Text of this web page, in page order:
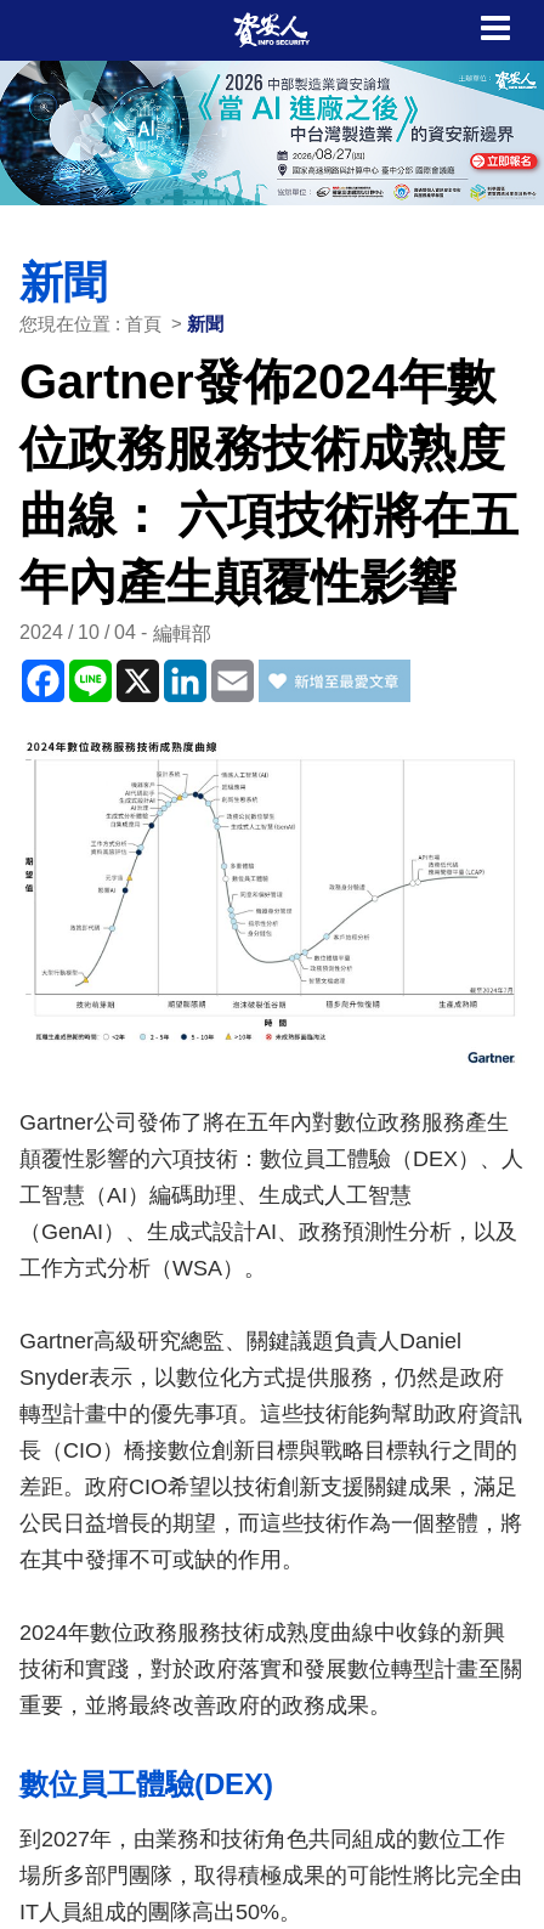
新聞
您現在位置 : 首頁 > 新聞
Gartner發佈2024年數
位政務服務技術成熟度
曲線： 六項技術將在五
年內產生顛覆性影響
2024 / 10 / 04 編輯部
Facebook
Line X LinkedIn
Email
Gartner公司發佈了將在五年內對數位政務服務產生
顛覆性影響的六項技術：數位員工體驗（DEX）、人
工智慧（AI）編碼助理、生成式人工智慧
（GenAI）、生成式設計AI、政務預測性分析，以及
工作方式分析（WSA）。
Gartner高級研究總監、關鍵議題負責人Daniel
Snyder表示，以數位化方式提供服務，仍然是政府
轉型計畫中的優先事項。這些技術能夠幫助政府資訊
長（CIO）橋接數位創新目標與戰略目標執行之間的
差距。政府CIO希望以技術創新支援關鍵成果，滿足
公民日益增長的期望，而這些技術作為一個整體，將
在其中發揮不可或缺的作用。
2024年數位政務服務技術成熟度曲線中收錄的新興
技術和實踐，對於政府落實和發展數位轉型計畫至關
重要，並將最終改善政府的政務成果。
數位員工體驗(DEX)
到2027年，由業務和技術角色共同組成的數位工作
場所多部門團隊，取得積極成果的可能性將比完全由
IT人員組成的團隊高出50%。